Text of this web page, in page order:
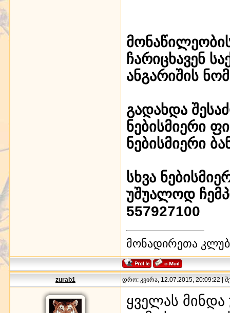
ჩარიცხავენ
ანგარიშის
გადახდა
ნებისმიერი
ნებისმიერი
სხვა
უშუალოდ
557927100
მონადირეთა
zurab1 დრო: კვირა, 12.07.2015, 20:09:22 |
ყველას მინდა